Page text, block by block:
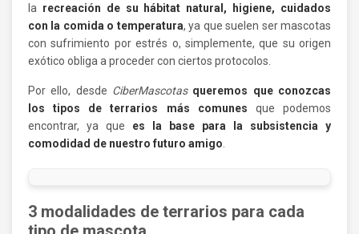
la recreación de su hábitat natural, higiene, cuidados
con la comida o temperatura, ya que suelen ser mascotas
con sufrimiento por estrés o, simplemente, que su origen
exótico obliga a proceder con ciertos protocolos.
Por ello, desde CiberMascotas queremos que conozcas
los tipos de terrarios más comunes que podemos
encontrar, ya que es la base para la subsistencia y
comodidad de nuestro futuro amigo
3 modalidades de terrarios para cada